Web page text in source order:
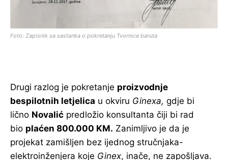
Foto: Zapisnik sa sastanka o pokretanju Tvornice baruta
Drugi razlog je pokretanje proizvodnje
bespilotnih letjelica u okviru Ginexa, gdje bi
lično Novalić predložio konsultanta čiji bi rad
bio plaćen 800.000 KM. Zanimljivo je da je
projekat zamišljen bez ijednog stručnjaka-
elektroinženjera koje Ginex, inače, ne zapošljava.